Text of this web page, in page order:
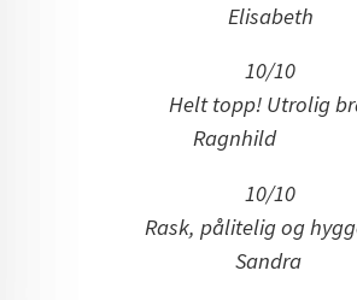
Elisabeth
10/10
Helt topp! Utrolig
Ragnhild
10/10
Rask, pålitelig og
Sandra